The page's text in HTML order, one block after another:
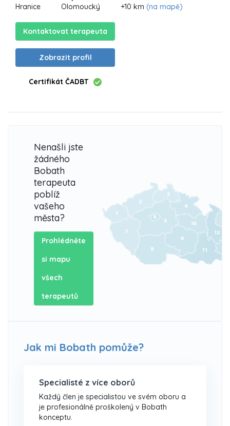
Hranice Olomoucký +10 km (na mapě)
Kontaktovat terapeuta
Zobrazit profil
Certifikát ČADBT
Nenašli jste
žádného
Bobath
terapeuta
poblíž
vašeho
města?
Prohlédněte
si mapu
všech
terapeutů
Jak mi Bobath pomůže?
Specialisté z více oborů
Každý člen je specialistou ve svém oboru a
je profesionálně proškolený v Bobath
konceptu.